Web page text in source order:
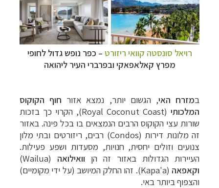
רויאל סונסטה קוואי ריזורט – כפר נופש גדול לחופי
מפרץ קאלאפאקי ובפרברי העיר ליהואה
במזרח האי, הגשום יותר, נמצא אזור חוף הקוקוס
המלכותי (
Royal Coconut Coast), הקרוי כך בזכות
שורות עצי הקוקוס הרבים הנמצאים בו בכל פינה. באזור
זה מלונות דירות (Condos) רבים, ריזורטים ובתי מלון
צנועים וזולים יחסית, חנויות, מסעדות ושפע פעילות.
העיירות הגדולות באזור זה הן וואילואה (
Wailua
)
וקאפאה (
Kapa'a). זהו החלק המיושב (על ידי מקומיים)
והצפוף ביותר באי.